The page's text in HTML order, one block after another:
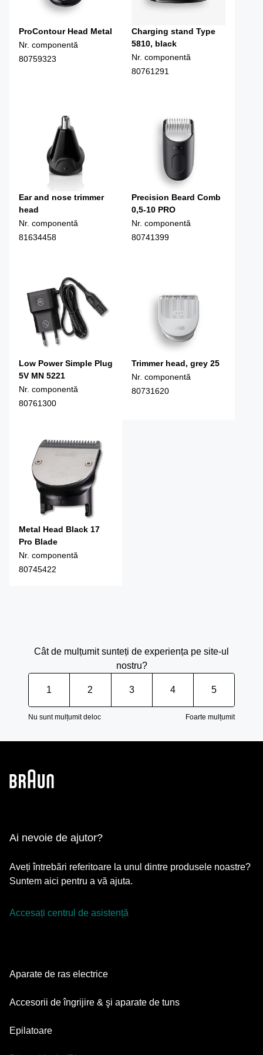
ProContour Head Metal
Nr. componentă
80759323
Charging stand Type
5810, black
Nr. componentă
80761291
Ear and nose trimmer
head
Nr. componentă
81634458
Precision Beard Comb
0,5-10 PRO
Nr. componentă
80741399
Low Power Simple Plug
5V MN 5221
Nr. componentă
80761300
Trimmer head, grey 25
Nr. componentă
80731620
Metal Head Black 17
Pro Blade
Nr. componentă
80745422
Cât de mulțumit sunteți de experiența pe site-ul
nostru?
1 2 3 4 5
Nu sunt mulțumit deloc Foarte mulțumit
Ai nevoie de ajutor?
Aveți întrebări referitoare la unul dintre produsele noastre?
Suntem aici pentru a vă ajuta.
Accesați centrul de asistență
Aparate de ras electrice
Series 9 Pro
Accesorii de îngrijire & şi aparate de tuns
Aparate de tuns barba
Epilatoare